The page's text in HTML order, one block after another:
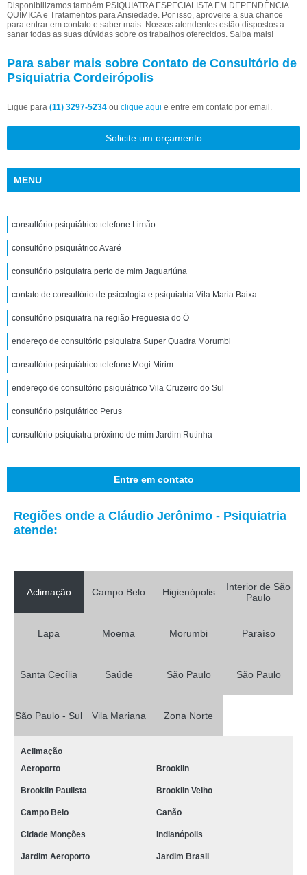
Disponibilizamos também PSIQUIATRA ESPECIALISTA EM DEPENDÊNCIA
QUÍMICA e Tratamentos para Ansiedade. Por isso, aproveite a sua chance
para entrar em contato e saber mais. Nossos atendentes estão dispostos a
sanar todas as suas dúvidas sobre os trabalhos oferecidos. Saiba mais!
Para saber mais sobre Contato de Consultório de
Psiquiatria Cordeirópolis
Ligue para (11) 3297-5234 ou clique aqui e entre em contato por email.
Solicite um orçamento
MENU
consultório psiquiátrico telefone Limão
consultório psiquiátrico Avaré
consultório psiquiatra perto de mim Jaguariúna
contato de consultório de psicologia e psiquiatria Vila Maria Baixa
consultório psiquiatra na região Freguesia do Ó
endereço de consultório psiquiatra Super Quadra Morumbi
consultório psiquiátrico telefone Mogi Mirim
endereço de consultório psiquiátrico Vila Cruzeiro do Sul
consultório psiquiátrico Perus
consultório psiquiatra próximo de mim Jardim Rutinha
Entre em contato
Regiões onde a Cláudio Jerônimo - Psiquiatria
atende:
Aclimação Campo Belo Higienópolis
Interior de São
Paulo
Lapa Moema Morumbi Paraíso
Santa Cecília Saúde São Paulo São Paulo
São Paulo - Sul Vila Mariana Zona Norte
Aclimação
Aeroporto
Brooklin
Brooklin Paulista Brooklin Velho
Campo Belo Canão
Cidade Monções Indianópolis
Jardim Aeroporto Jardim Brasil